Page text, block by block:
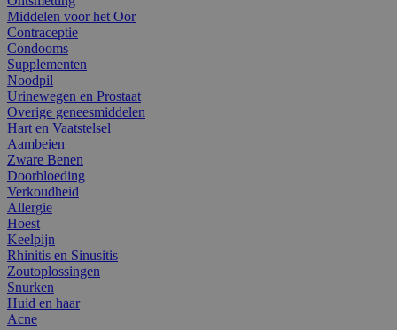
Middelen voor het Oor
Contraceptie
Condooms
Supplementen
Noodpil
Urinewegen en Prostaat
Overige geneesmiddelen
Hart en Vaatstelsel
Aambeien
Zware Benen
Doorbloeding
Verkoudheid
Allergie
Hoest
Keelpijn
Rhinitis en Sinusitis
Zoutoplossingen
Snurken
Huid en haar
Acne